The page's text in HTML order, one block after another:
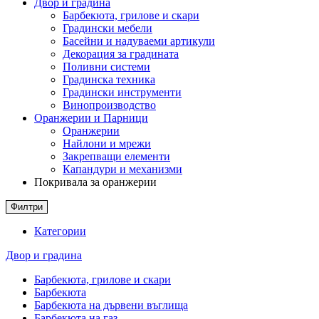
Двор и градина
Барбекюта, грилове и скари
Градински мебели
Басейни и надуваеми артикули
Декорация за градината
Поливни системи
Градинска техника
Градински инструменти
Винопроизводство
Оранжерии и Парници
Оранжерии
Найлони и мрежи
Закрепващи елементи
Капандури и механизми
Покривала за оранжерии
Филтри
Категории
Двор и градина
Барбекюта, грилове и скари
Барбекюта
Барбекюта на дървени въглища